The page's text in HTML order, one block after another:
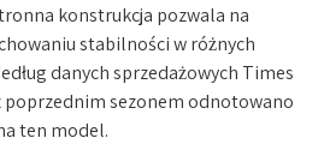
konstrukcja pozwala na
stabilności w różnych
danych sprzedażowych Times
poprzednim sezonem odnotowano
ten model.